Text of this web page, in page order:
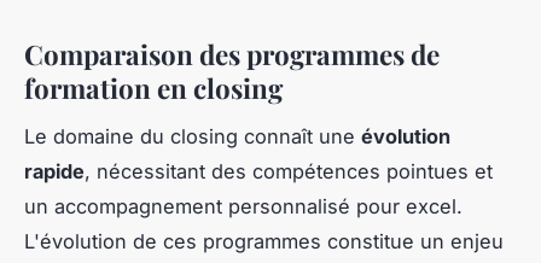
Comparaison des programmes de
formation en closing
Le domaine du closing connaît une évolution
rapide, nécessitant des compétences pointues et
un accompagnement personnalisé pour excel.
L'évolution de ces programmes constitue un enjeu